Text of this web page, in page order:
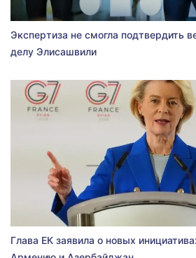
Экспертиза не смогла подтвердить
делу Элисашвили
Глава ЕК заявила о новых